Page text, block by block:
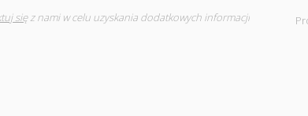
sięz nami w celu uzyskania dodatkowych informacji